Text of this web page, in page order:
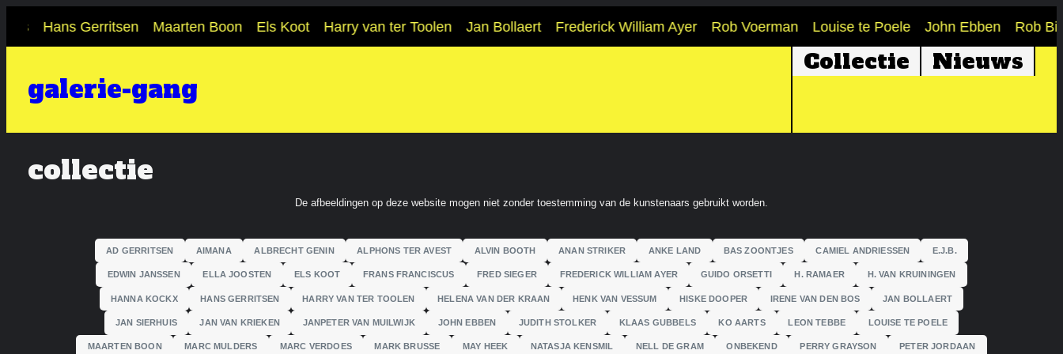
Ga
naar
inhoud
Hans Gerritsen Maarten Boon Els Koot Harry van ter Toolen Jan Bollaert Frederick William Ayer Rob Voerman Louise te Poele John Ebben Rob
galerie-gang
Collectie Nieuws
collectie
De afbeeldingen op deze website mogen niet zonder toestemming van de kunstenaars gebruikt worden.
AD GERRITSEN AIMANA ALBRECHT GENIN ALPHONS TER AVEST ALVIN BOOTH ANAN STRIKER ANKE LAND BAS ZOONTJES CAMIEL ANDRIESSEN E.J.B.
EDWIN JANSSEN ELLA JOOSTEN ELS KOOT FRANS FRANCISCUS FRED SIEGER FREDERICK WILLIAM AYER GUIDO ORSETTI H. RAMAER H. VAN KRUININGEN
HANNA KOCKX HANS GERRITSEN HARRY VAN TER TOOLEN HELENA VAN DER KRAAN HENK VAN VESSUM HISKE DOOPER IRENE VAN DEN BOS JAN BOLLAERT
JAN SIERHUIS JAN VAN KRIEKEN JANPETER VAN MUILWIJK JOHN EBBEN JUDITH STOLKER KLAAS GUBBELS KO AARTS LEON TEBBE LOUISE TE POELE
MAARTEN BOON MARC MULDERS MARC VERDOES MARK BRUSSE MAY HEEK NATASJA KENSMIL NELL DE GRAM ONBEKEND PERRY GRAYSON PETER JORDAAN